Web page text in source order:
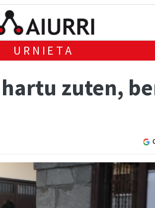
URNIETA
zuten,